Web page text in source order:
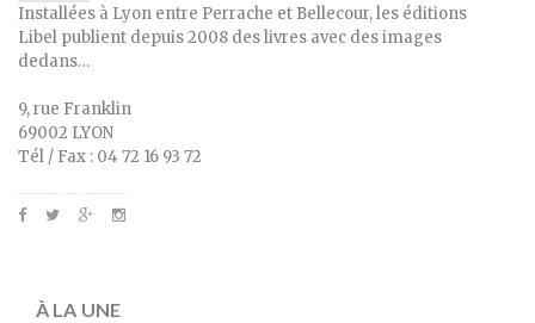
Installées à Lyon entre Perrache et Bellecour, les éditions
Libel publient depuis 2008 des livres avec des images
dedans…
9, rue Franklin
69002 LYON
Tél / Fax : 04 72 16 93 72
À LA UNE